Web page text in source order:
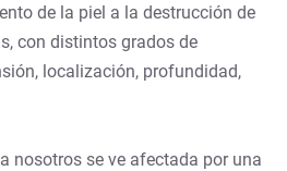
de la piel a la destrucción de
con distintos grados de
localización, profundidad,
nosotros se ve afectada por una